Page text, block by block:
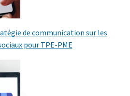
de communication sur les
pour TPE-PME